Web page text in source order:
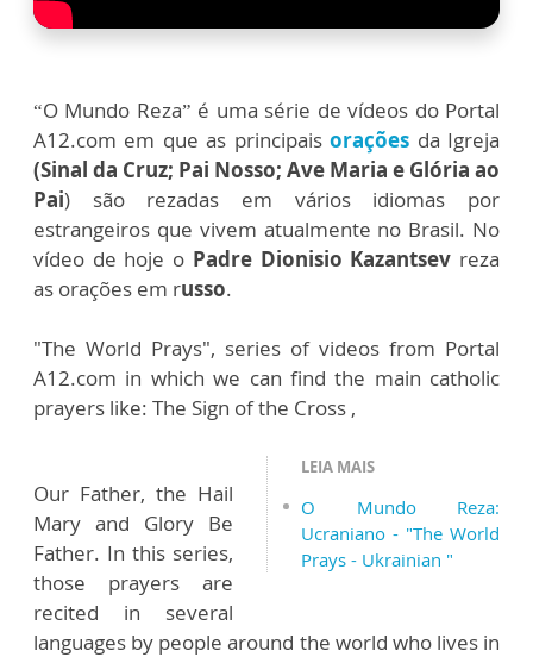
“O Mundo Reza” é uma série de vídeos do Portal
A12.com em que as principaisorações da Igreja
(Sinal da Cruz; Pai Nosso; Ave Maria e Glória ao
Pai) são rezadas em vários idiomas por
estrangeiros que vivem atualmente no Brasil. No
vídeo de hoje o Padre Dionisio Kazantsev reza
as orações em russo.
"The World Prays", series of videos from Portal
A12.com in which we can find the main catholic
prayers like: The Sign of the Cross ,
LEIA MAIS
O Mundo Reza:
Ucraniano - "The World
Prays - Ukrainian "
Our Father, the Hail
Mary and Glory Be
Father. In this series,
those prayers are
recited in several
languages by people around the world who lives in